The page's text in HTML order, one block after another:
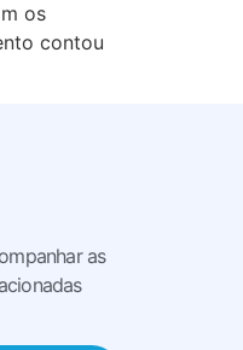
os
contou
as